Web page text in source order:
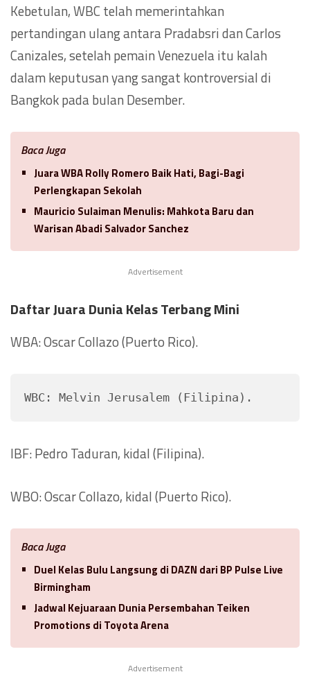
Kebetulan, WBC telah memerintahkan
pertandingan ulang antara Pradabsri dan Carlos
Canizales, setelah pemain Venezuela itu kalah
dalam keputusan yang sangat kontroversial di
Bangkok pada bulan Desember.
Baca Juga
Juara WBA Rolly Romero Baik Hati, Bagi-Bagi
Perlengkapan Sekolah
Mauricio Sulaiman Menulis: Mahkota Baru dan
Warisan Abadi Salvador Sanchez
Advertisement
Daftar Juara Dunia Kelas Terbang Mini
WBA: Oscar Collazo (Puerto Rico).
WBC: Melvin Jerusalem (Filipina).
IBF: Pedro Taduran, kidal (Filipina).
WBO: Oscar Collazo, kidal (Puerto Rico).
Baca Juga
Duel Kelas Bulu Langsung di DAZN dari BP Pulse Live
Birmingham
Jadwal Kejuaraan Dunia Persembahan Teiken
Promotions di Toyota Arena
Advertisement